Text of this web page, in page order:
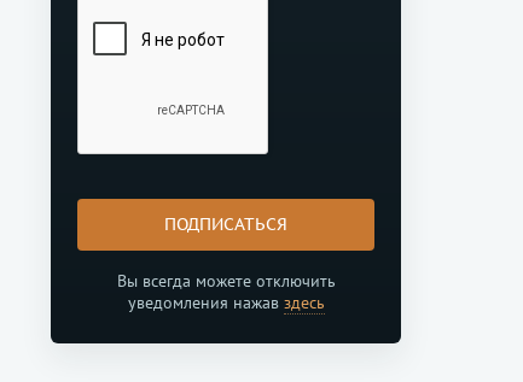
ПОДПИСАТЬСЯ
Вы всегда можете отключить
уведомления нажав здесь